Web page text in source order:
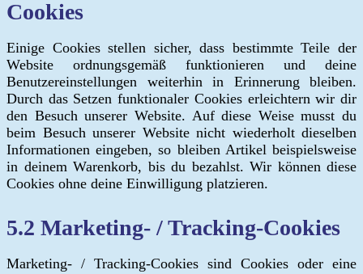
Cookies
Einige Cookies stellen sicher, dass bestimmte Teile der
Website ordnungsgemäß funktionieren und deine
Benutzereinstellungen weiterhin in Erinnerung bleiben.
Durch das Setzen funktionaler Cookies erleichtern wir dir
den Besuch unserer Website. Auf diese Weise musst du
beim Besuch unserer Website nicht wiederholt dieselben
Informationen eingeben, so bleiben Artikel beispielsweise
in deinem Warenkorb, bis du bezahlst. Wir können diese
Cookies ohne deine Einwilligung platzieren.
5.2 Marketing- / Tracking-Cookies
Marketing- / Tracking-Cookies sind Cookies oder eine